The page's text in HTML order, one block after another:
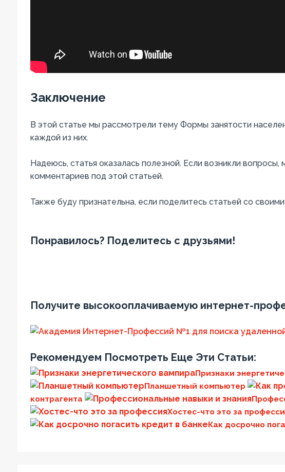
Заключение
В этой статье мы рассмотрели тему Формы занятости
каждой из них.
Надеюсь, статья оказалась полезной. Если возникли
комментариев под этой статьей.
Также буду признательна, если поделитесь статьей со
Понравилось? Поделитесь с друзьями!
Получите высокооплачиваемую интернет-
Рекомендуем Посмотреть Еще Эти Статьи:
Признаки
Планшетный компьютер
контрагента
Хостес-что это за
Как досрочно